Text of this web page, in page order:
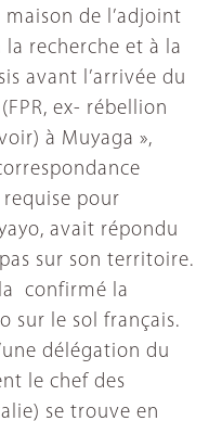
de l’adjoint
recherche et à la
avant l’arrivée du
ex- rébellion
à Muyaga »,
requise pour
avait répondu
sur son territoire.
confirmé la
sur le sol français.
délégation du
le chef des
se trouve en